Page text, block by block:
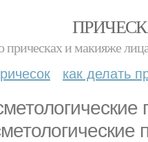
и макияже
как делать